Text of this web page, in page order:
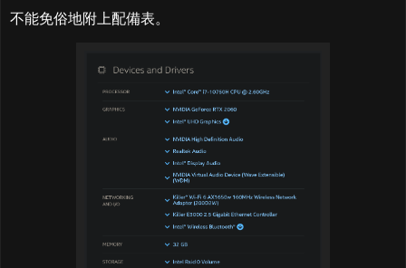
不能免俗地附上配備表。